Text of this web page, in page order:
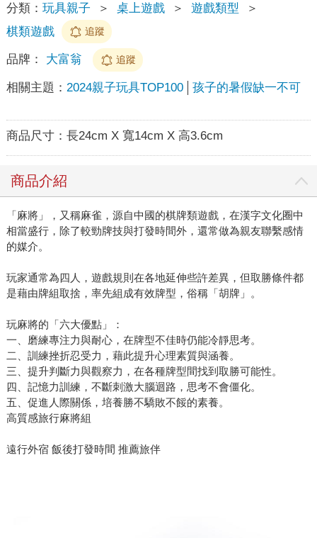
分類： 玩具親子 ＞ 桌上遊戲 ＞ 遊戲類型
＞
棋類遊戲
追蹤
品牌： 大富翁 追蹤
相關主題： 2024親子玩具TOP100 孩子的暑假缺一不可
商品尺寸： 長24cm X 寬14cm X 高3.6cm
商品介紹
「麻將」，又稱麻雀，源自中國的棋牌類遊戲，在漢字文化圈中
相當盛行，除了較勁牌技與打發時間外，還常做為親友聯繫感情
的媒介。
玩家通常為四人，遊戲規則在各地延伸些許差異，但取勝條件都
是藉由牌組取捨，率先組成有效牌型，俗稱「胡牌」。
玩麻將的「六大優點」：
一、磨練專注力與耐心，在牌型不佳時仍能冷靜思考。
二、訓練挫折忍受力，藉此提升心理素質與涵養。
三、提升判斷力與觀察力，在各種牌型間找到取勝可能性。
四、記憶力訓練，不斷刺激大腦迴路，思考不會僵化。
五、促進人際關係，培養勝不驕敗不餒的素養。
高質感旅行麻將組
遠行外宿 飯後打發時間 推薦旅伴